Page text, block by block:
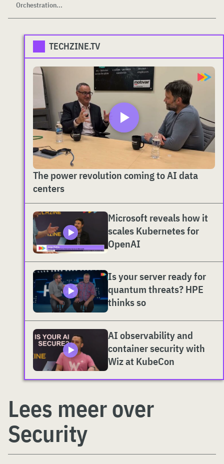
Orchestration...
TECHZINE.TV
The power revolution coming to AI data
centers
Microsoft reveals how it
scales Kubernetes for
OpenAI
Is your server ready for
quantum threats? HPE
thinks so
AI observability and
container security with
Wiz at KubeCon
Lees meer over
Security